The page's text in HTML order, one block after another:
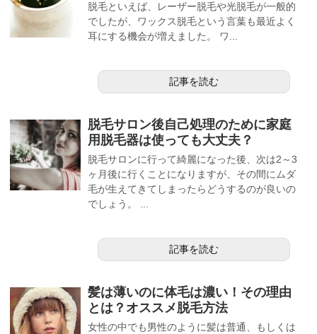
脱毛といえば、レーザー脱毛や光脱毛が一般的
でしたが、ワックス脱毛という言葉も最近よく
耳にする機会が増えました。 ワ...
記事を読む
脱毛サロン後自己処理のために家庭
用脱毛器は使っても大丈夫？
脱毛サロンに行って綺麗になった後、次は2～3
ヶ月後に行くことになりますが、その間にムダ
毛が生えてきてしまったらどうするのが良いの
でしょう。 ...
記事を読む
髪は薄いのに体毛は濃い！その理由
とは？オススメ脱毛方法
女性の中でも男性のように髪は普通、もしくは